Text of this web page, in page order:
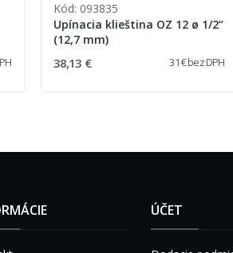
Kód: 093835
Upínacia klieština OZ 12 ø 1/2“
(12,7 mm)
38,13 € 31 € bez DPH
ÚČET